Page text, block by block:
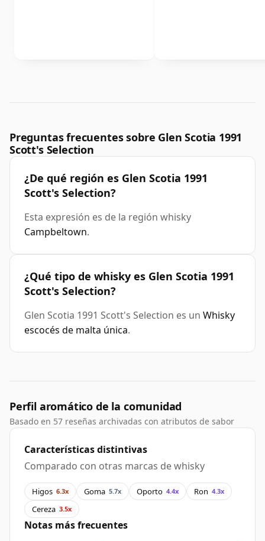
Preguntas frecuentes sobre Glen Scotia 1991
Scott's Selection
¿De qué región es Glen Scotia 1991
Scott's Selection?
Esta expresión es de la región whisky
Campbeltown.
¿Qué tipo de whisky es Glen Scotia 1991
Scott's Selection?
Glen Scotia 1991 Scott's Selection es un Whisky
escocés de malta única.
Perfil aromático de la comunidad
Basado en 57 reseñas archivadas con atributos de sabor
Características distintivas
Comparado con otras marcas de whisky
Higos 6.3x Goma 5.7x Oporto 4.4x Ron 4.3x
Cereza 3.5x
Notas más frecuentes